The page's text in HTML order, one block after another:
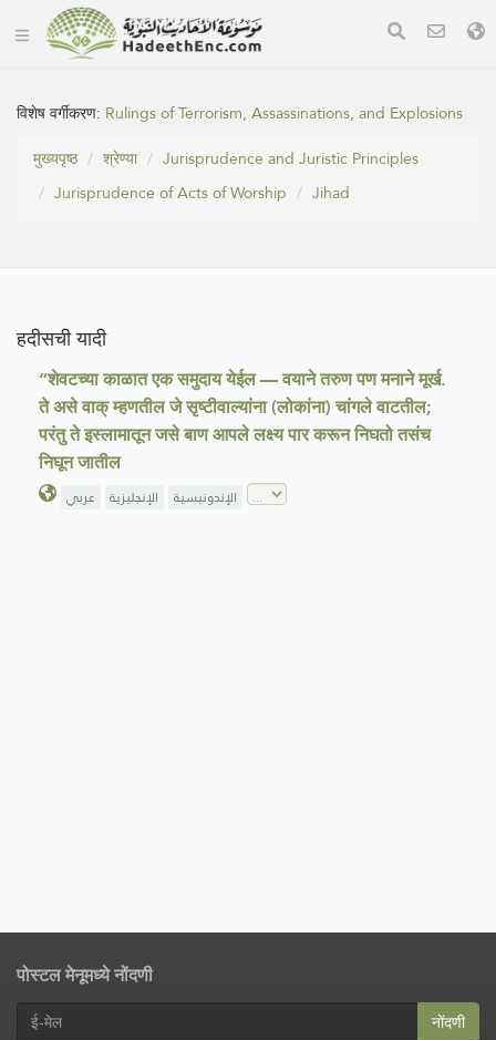
विशेष वर्गीकरण: Rulings of Terrorism, Assassinations, and Explosions
मुख्यपृष्ठ
श्रेण्या
Jurisprudence and Juristic Principles
Jurisprudence of Acts of Worship
Jihad
हदीसची यादी
“शेवटच्या काळात एक समुदाय येईल — वयाने तरुण पण मनाने मूर्ख.
ते असे वाक् म्हणतील जे सृष्टीवाल्यांना (लोकांना) चांगले वाटतील;
परंतु ते इस्लामातून जसे बाण आपले लक्ष्य पार करून निघतो तसंच
निघून जातील
عربي الإنجليزية الإندونيسية
पोस्टल मेनूमध्ये नोंदणी
नोंदणी